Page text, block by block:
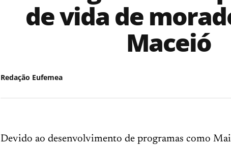
de vida de
Maceió
Redação Eufemea
Devido ao desenvolvimento de programas como